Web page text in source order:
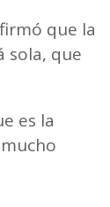
que la
sola, que
es la